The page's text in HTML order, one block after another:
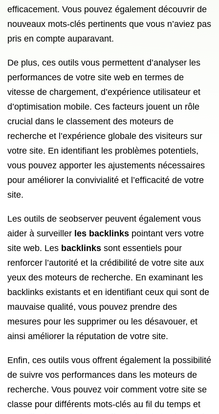
efficacement. Vous pouvez également découvrir de
nouveaux mots-clés pertinents que vous n’aviez pas
pris en compte auparavant.
De plus, ces outils vous permettent d’analyser les
performances de votre site web en termes de
vitesse de chargement, d’expérience utilisateur et
d’optimisation mobile. Ces facteurs jouent un rôle
crucial dans le classement des moteurs de
recherche et l’expérience globale des visiteurs sur
votre site. En identifiant les problèmes potentiels,
vous pouvez apporter les ajustements nécessaires
pour améliorer la convivialité et l’efficacité de votre
site.
Les outils de seobserver peuvent également vous
aider à surveiller les backlinks pointant vers votre
site web. Les backlinks sont essentiels pour
renforcer l’autorité et la crédibilité de votre site aux
yeux des moteurs de recherche. En examinant les
backlinks existants et en identifiant ceux qui sont de
mauvaise qualité, vous pouvez prendre des
mesures pour les supprimer ou les désavouer, et
ainsi améliorer la réputation de votre site.
Enfin, ces outils vous offrent également la possibilité
de suivre vos performances dans les moteurs de
recherche. Vous pouvez voir comment votre site se
classe pour différents mots-clés au fil du temps et